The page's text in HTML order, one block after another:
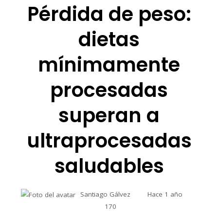
Pérdida de peso:
dietas
mínimamente
procesadas
superan a
ultraprocesadas
saludables
Santiago Gálvez
Hace 1 año
170